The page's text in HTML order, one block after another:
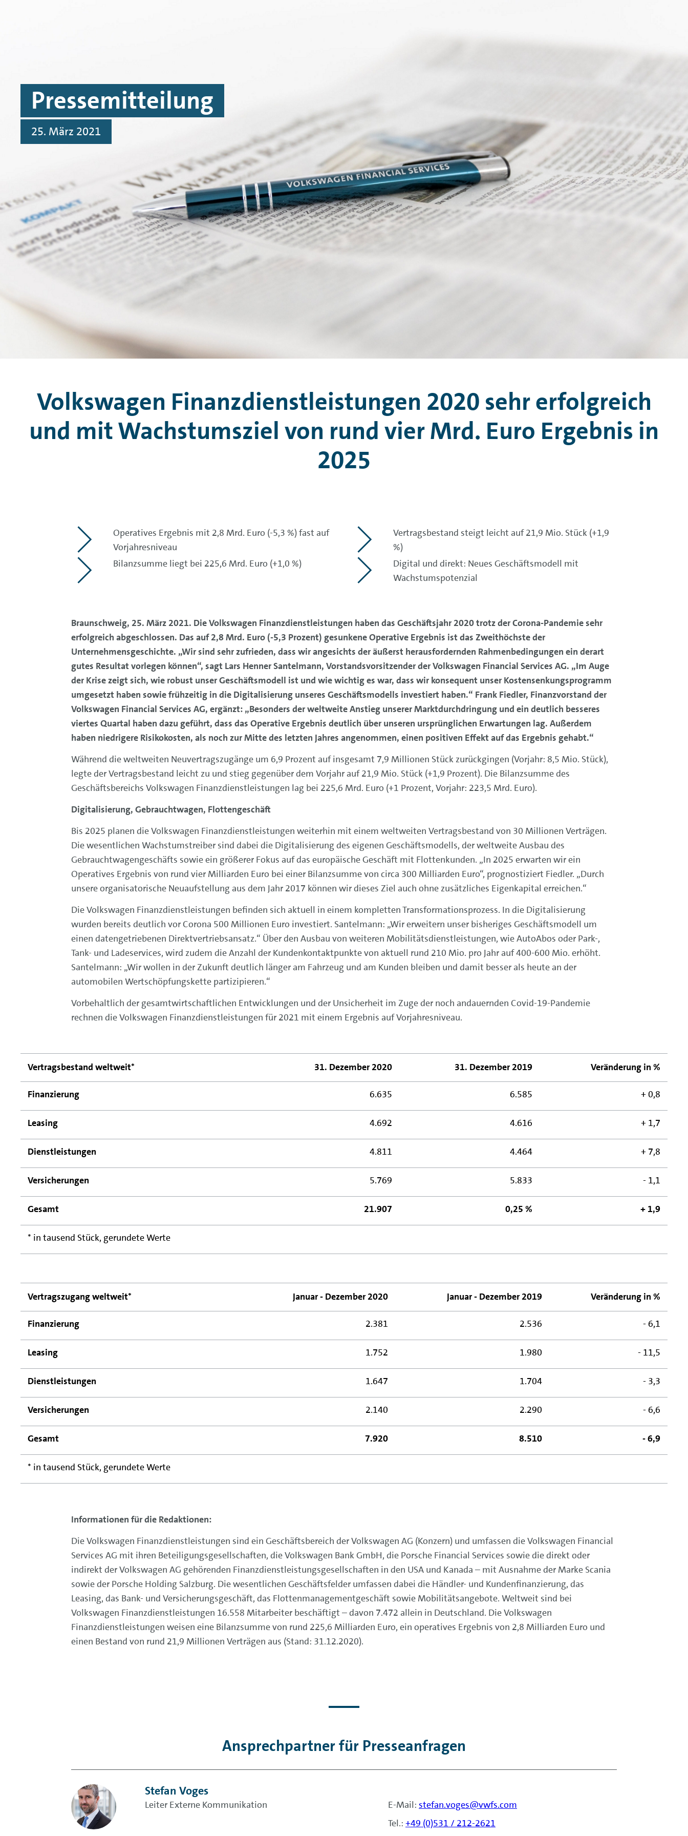
Pressemitteilung
25. März 2021
Volkswagen Finanzdienstleistungen 2020 sehr erfolgreich
und mit Wachstumsziel von rund vier Mrd. Euro Ergebnis in
2025
Operatives Ergebnis mit 2,8 Mrd. Euro (-5,3 %) fast auf
Vorjahresniveau
Vertragsbestand steigt leicht auf 21,9 Mio. Stück (+1,9
%)
Bilanzsumme liegt bei 225,6 Mrd. Euro (+1,0 %)
Digital und direkt: Neues Geschäftsmodell mit
Wachstumspotenzial
Braunschweig, 25. März 2021. Die Volkswagen Finanzdienstleistungen haben das Geschäftsjahr 2020 trotz der Corona-Pandemie sehr
erfolgreich abgeschlossen. Das auf 2,8 Mrd. Euro (-5,3 Prozent) gesunkene Operative Ergebnis ist das Zweithöchste der
Unternehmensgeschichte. „Wir sind sehr zufrieden, dass wir angesichts der äußerst herausfordernden Rahmenbedingungen ein derart
gutes Resultat vorlegen können“, sagt Lars Henner Santelmann, Vorstandsvorsitzender der Volkswagen Financial Services AG. „Im Auge
der Krise zeigt sich, wie robust unser Geschäftsmodell ist und wie wichtig es war, dass wir konsequent unser Kostensenkungsprogramm
umgesetzt haben sowie frühzeitig in die Digitalisierung unseres Geschäftsmodells investiert haben.“ Frank Fiedler, Finanzvorstand der
Volkswagen Financial Services AG, ergänzt: „Besonders der weltweite Anstieg unserer Marktdurchdringung und ein deutlich besseres
viertes Quartal haben dazu geführt, dass das Operative Ergebnis deutlich über unseren ursprünglichen Erwartungen lag. Außerdem
haben niedrigere Risikokosten, als noch zur Mitte des letzten Jahres angenommen, einen positiven Effekt auf das Ergebnis gehabt.“
Während die weltweiten Neuvertragszugänge um 6,9 Prozent auf insgesamt 7,9 Millionen Stück zurückgingen (Vorjahr: 8,5 Mio. Stück),
legte der Vertragsbestand leicht zu und stieg gegenüber dem Vorjahr auf 21,9 Mio. Stück (+1,9 Prozent). Die Bilanzsumme des
Geschäftsbereichs Volkswagen Finanzdienstleistungen lag bei 225,6 Mrd. Euro (+1 Prozent, Vorjahr: 223,5 Mrd. Euro).
Digitalisierung, Gebrauchtwagen, Flottengeschäft
Bis 2025 planen die Volkswagen Finanzdienstleistungen weiterhin mit einem weltweiten Vertragsbestand von 30 Millionen Verträgen.
Die wesentlichen Wachstumstreiber sind dabei die Digitalisierung des eigenen Geschäftsmodells, der weltweite Ausbau des
Gebrauchtwagengeschäfts sowie ein größerer Fokus auf das europäische Geschäft mit Flottenkunden. „In 2025 erwarten wir ein
Operatives Ergebnis von rund vier Milliarden Euro bei einer Bilanzsumme von circa 300 Milliarden Euro“, prognostiziert Fiedler. „Durch
unsere organisatorische Neuaufstellung aus dem Jahr 2017 können wir dieses Ziel auch ohne zusätzliches Eigenkapital erreichen.“
Die Volkswagen Finanzdienstleistungen befinden sich aktuell in einem kompletten Transformationsprozess. In die Digitalisierung
wurden bereits deutlich vor Corona 500 Millionen Euro investiert. Santelmann: „Wir erweitern unser bisheriges Geschäftsmodell um
einen datengetriebenen Direktvertriebsansatz.“ Über den Ausbau von weiteren Mobilitätsdienstleistungen, wie AutoAbos oder Park-,
Tank- und Ladeservices, wird zudem die Anzahl der Kundenkontaktpunkte von aktuell rund 210 Mio. pro Jahr auf 400-600 Mio. erhöht.
Santelmann: „Wir wollen in der Zukunft deutlich länger am Fahrzeug und am Kunden bleiben und damit besser als heute an der
automobilen Wertschöpfungskette partizipieren.“
Vorbehaltlich der gesamtwirtschaftlichen Entwicklungen und der Unsicherheit im Zuge der noch andauernden Covid-19-Pandemie
rechnen die Volkswagen Finanzdienstleistungen für 2021 mit einem Ergebnis auf Vorjahresniveau.
Vertragsbestand weltweit* 31. Dezember 2020 31. Dezember 2019 Veränderung in %
Finanzierung 6.635 6.585 + 0,8
Leasing 4.692 4.616 + 1,7
Dienstleistungen 4.811 4.464 + 7,8
Versicherungen 5.769 5.833 - 1,1
Gesamt 21.907 0,25 % + 1,9
* in tausend Stück, gerundete Werte
Vertragszugang weltweit* Januar - Dezember 2020 Januar - Dezember 2019 Veränderung in %
Finanzierung 2.381 2.536 - 6,1
Leasing 1.752 1.980 - 11,5
Dienstleistungen 1.647 1.704 - 3,3
Versicherungen 2.140 2.290 - 6,6
Gesamt 7.920 8.510 - 6,9
* in tausend Stück, gerundete Werte
Informationen für die Redaktionen:
Die Volkswagen Finanzdienstleistungen sind ein Geschäftsbereich der Volkswagen AG (Konzern) und umfassen die Volkswagen Financial
Services AG mit ihren Beteiligungsgesellschaften, die Volkswagen Bank GmbH, die Porsche Financial Services sowie die direkt oder
indirekt der Volkswagen AG gehörenden Finanzdienstleistungsgesellschaften in den USA und Kanada – mit Ausnahme der Marke Scania
sowie der Porsche Holding Salzburg. Die wesentlichen Geschäftsfelder umfassen dabei die Händler- und Kundenfinanzierung, das
Leasing, das Bank- und Versicherungsgeschäft, das Flottenmanagementgeschäft sowie Mobilitätsangebote. Weltweit sind bei
Volkswagen Finanzdienstleistungen 16.558 Mitarbeiter beschäftigt – davon 7.472 allein in Deutschland. Die Volkswagen
Finanzdienstleistungen weisen eine Bilanzsumme von rund 225,6 Milliarden Euro, ein operatives Ergebnis von 2,8 Milliarden Euro und
einen Bestand von rund 21,9 Millionen Verträgen aus (Stand: 31.12.2020).
Ansprechpartner für Presseanfragen
Stefan Voges
Leiter Externe Kommunikation E-Mail: stefan.voges@vwfs.com
Tel.: +49 (0)531 / 212-2621